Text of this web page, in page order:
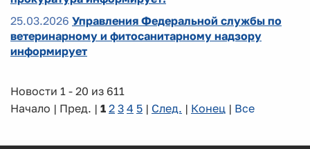
25.03.2026 Управления Федеральной службы по
ветеринарному и фитосанитарному надзору
информирует
Новости 1 - 20 из 611
Начало | Пред. | 1 2 3 4 5 | След. | Конец | Все